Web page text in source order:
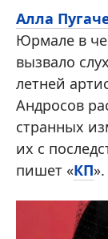
Алла
Юрмале в
вызвало
летней
Андросов
странных
их с
пишет «КП».